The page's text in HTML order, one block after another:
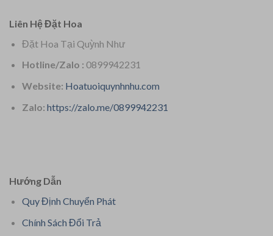
Liên Hệ Đặt Hoa
Đặt Hoa Tại Quỳnh Như
Hotline/Zalo : 0899942231
Website: Hoatuoiquynhnhu.com
Zalo: https://zalo.me/0899942231
Hướng Dẫn
Quy Định Chuyển Phát
Chính Sách Đổi Trả